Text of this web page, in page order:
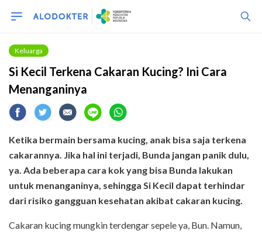
Keluarga
Si Kecil Terkena Cakaran Kucing? Ini Cara
Menanganinya
Ketika bermain bersama kucing, anak bisa saja terkena
cakarannya. Jika hal ini terjadi, Bunda jangan panik dulu,
ya. Ada beberapa cara kok yang bisa Bunda lakukan
untuk menanganinya, sehingga Si Kecil dapat terhindar
dari risiko gangguan kesehatan akibat cakaran kucing.
Cakaran kucing mungkin terdengar sepele ya, Bun. Namun,